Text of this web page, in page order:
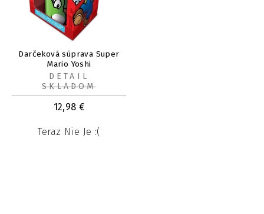
Darčeková súprava Super
Mario Yoshi
12,98 €
Teraz Nie Je :(
DETAIL
SKLADOM